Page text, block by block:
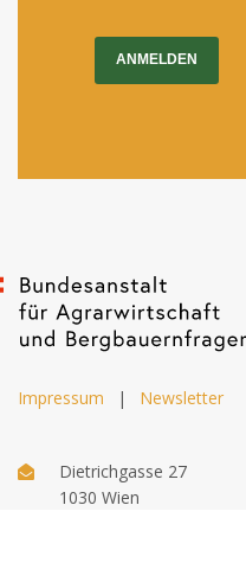
ANMELDEN
Impressum | Newsletter
Dietrichgasse 27
1030 Wien